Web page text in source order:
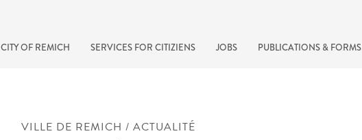
CITY OF REMICH SERVICES FOR CITIZIENS JOBS PUBLICATIONS & FORMS
VILLE DE REMICH / ACTUALITÉ